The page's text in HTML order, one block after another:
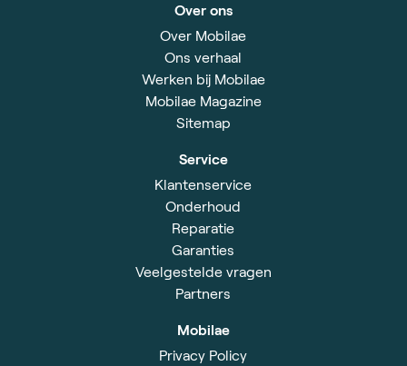
Over ons
Over Mobilae
Ons verhaal
Werken bij Mobilae
Mobilae Magazine
Sitemap
Service
Klantenservice
Onderhoud
Reparatie
Garanties
Veelgestelde vragen
Partners
Mobilae
Privacy Policy